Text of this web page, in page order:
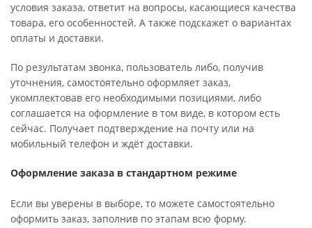
условия заказа, ответит на вопросы, касающиеся качества
товара, его особенностей. А также подскажет о вариантах
оплаты и доставки.
По результатам звонка, пользователь либо, получив
уточнения, самостоятельно оформляет заказ,
укомплектовав его необходимыми позициями, либо
соглашается на оформление в том виде, в котором есть
сейчас. Получает подтверждение на почту или на
мобильный телефон и ждёт доставки.
Оформление заказа в стандартном режиме
Если вы уверены в выборе, то можете самостоятельно
оформить заказ, заполнив по этапам всю форму.